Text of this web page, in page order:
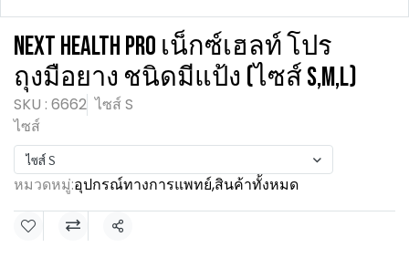
NEXT HEALTH PRO เน็กซ์เฮลท์ โปร
ถุงมือยาง ชนิดมีแป้ง (ไซส์ S,M,L)
SKU : 6662 ไซส์ S
ไซส์
ไซส์ S
หมวดหมู่:อุปกรณ์ทางการแพทย์,สินค้าทั้งหมด
แชร์